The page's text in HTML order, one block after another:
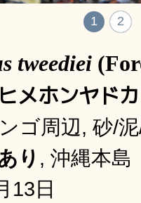
1 2
tweediei
メホンヤド
ゴ周辺, 砂/
り , 沖縄本島
13日